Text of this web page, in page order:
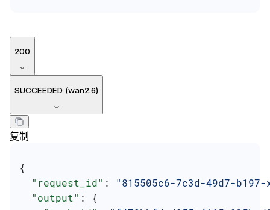
200
SUCCEEDED (wan2.6)
复制
{
  "request_id"
: "815505c6-7c3d-49d7-
  "output"
: {